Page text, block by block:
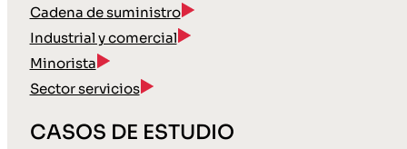
Cadena de suministro
Industrial y comercial
Minorista
Sector servicios
CASOS DE ESTUDIO